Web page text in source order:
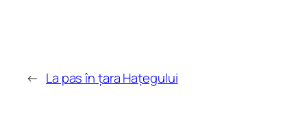
← La pas în țara Hațegului